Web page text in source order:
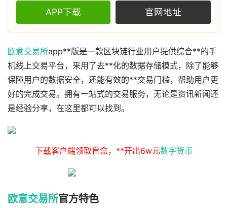
APP下载 官网地址
欧意交易所app**版是一款区块链行业用户提供综合**的手
机线上交易平台，采用了去**化的数据存储模式，除了能够
保障用户的数据安全，还能有效的**交易门槛，帮助用户更
好的完成交易。拥有一站式的交易服务，无论是资讯新闻还
是经验分享，在这里都可以找到。
下载客户端领取盲盒，**开出6w元数字货币
欧意交易所官方特色